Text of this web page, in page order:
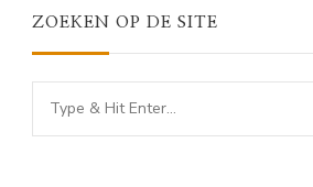
ZOEKEN OP DE SITE
Looking
for